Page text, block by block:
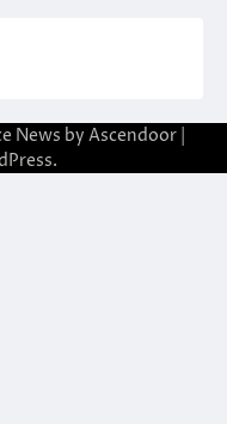
News by Ascendoor
.